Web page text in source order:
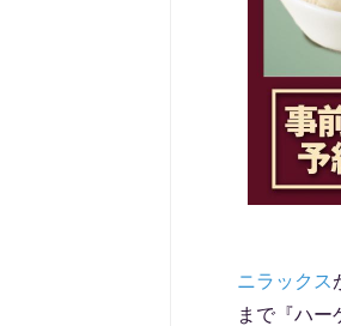
ニラックス
まで『ハー